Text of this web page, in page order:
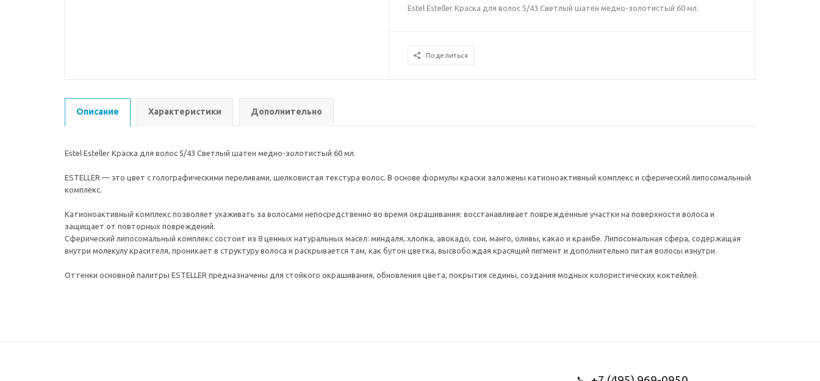
Estel Esteller Краска для волос 5/43 Светлый шатен медно-золотистый 60 мл.
Поделиться
Описание Характеристики Дополнительно
Estel Esteller Краска для волос 5/43 Светлый шатен медно-золотистый 60 мл.
ESTELLER — это цвет с голографическими переливами, шелковистая текстура волос. В основе формулы краски заложены катионоактивный комплекс и сферический липосомальный
комплекс.
Катионоактивный комплекс позволяет ухаживать за волосами непосредственно во время окрашивания: восстанавливает повреждённые участки на поверхности волоса и
защищает от повторных повреждений.
Сферический липосомальный комплекс состоит из 8 ценных натуральных масел: миндаля, хлопка, авокадо, сои, манго, оливы, какао и крамбе. Липосомальная сфера, содержащая
внутри молекулу красителя, проникает в структуру волоса и раскрывается там, как бутон цветка, высвобождая красящий пигмент и дополнительно питая волосы изнутри.
Оттенки основной палитры ESTELLER предназначены для стойкого окрашивания, обновления цвета, покрытия седины, создания модных колористических коктейлей.